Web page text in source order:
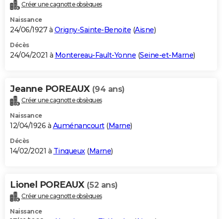
Créer une cagnotte obsèques
Naissance
24/06/1927 à Origny-Sainte-Benoite (Aisne)
Décès
24/04/2021 à Montereau-Fault-Yonne (Seine-et-Marne)
Jeanne POREAUX (94 ans)
Créer une cagnotte obsèques
Naissance
12/04/1926 à Auménancourt(Marne)
Décès
14/02/2021 à Tinqueux(Marne)
Lionel POREAUX (52 ans)
Créer une cagnotte obsèques
Naissance